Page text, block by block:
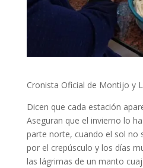
Cronista Oficial de Montijo y
Dicen que cada estación
Aseguran que el invierno lo
parte norte, cuando el sol no
por el crepúsculo y los días
las lágrimas de un manto